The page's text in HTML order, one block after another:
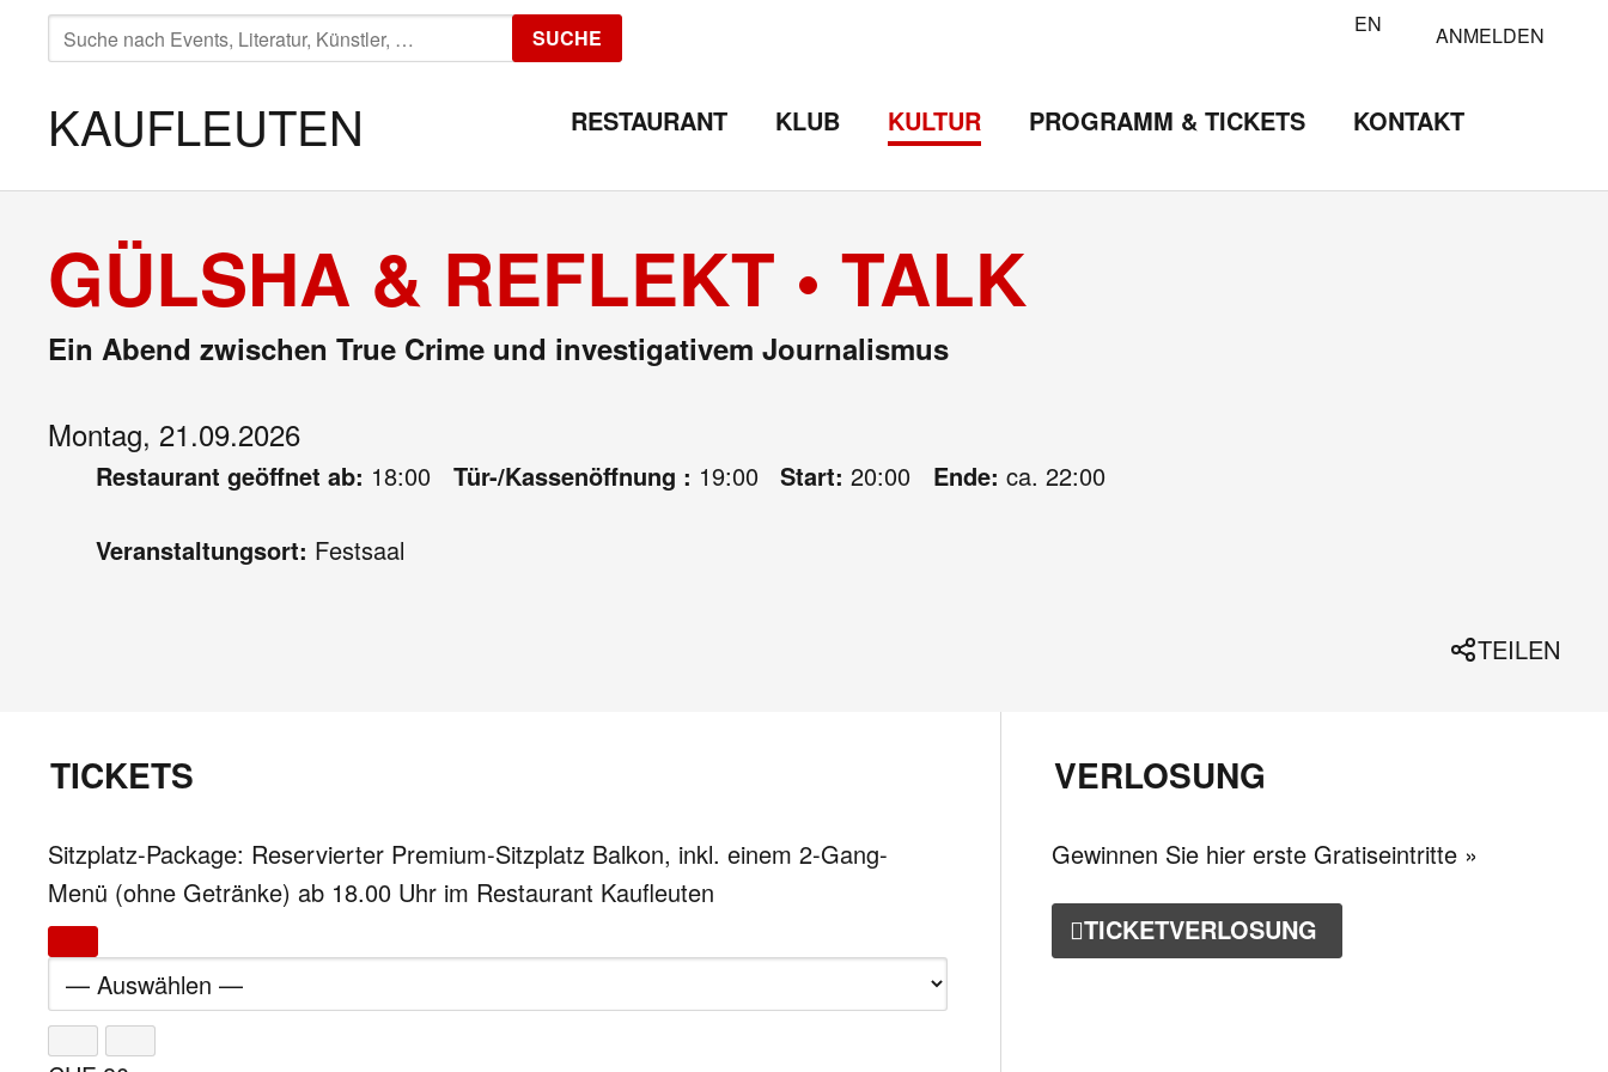
SUCHE
NACH:
SUCHE EN ANMELDEN
KAUFLEUTEN RESTAURANT KLUB KULTUR PROGRAMM & TICKETS KONTAKT
GÜLSHA & REFLEKT • TALK
Ein Abend zwischen True Crime und investigativem Journalismus
Montag, 21.09.2026
Restaurant geöffnet ab: 18:00 Tür-/Kassenöffnung : 19:00 Start: 20:00 Ende: ca. 22:00
Veranstaltungsort: Festsaal
TEILEN
TICKETS
Sitzplatz-Package: Reservierter Premium-Sitzplatz Balkon, inkl. einem 2-Gang-
Menü (ohne Getränke) ab 18.00 Uhr im Restaurant Kaufleuten
VERLOSUNG
Gewinnen Sie hier erste Gratiseintritte »
TICKETVERLOSUNG